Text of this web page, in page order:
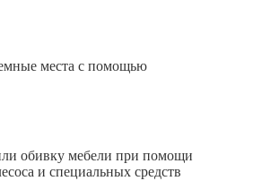
места с помощью
обивку мебели при помощи
и специальных средств